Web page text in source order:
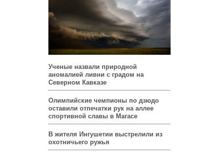
Ученые назвали природной
аномалией ливни с градом на
Северном Кавказе
Олимпийские чемпионы по дзюдо
оставили отпечатки рук на аллее
спортивной славы в Магасе
В жителя Ингушетии выстрелили из
охотничьего ружья